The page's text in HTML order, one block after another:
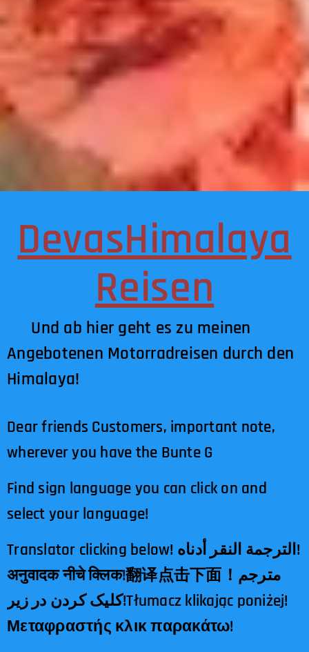
DevasHimalaya
Reisen
Und ab hier geht es zu meinen
Angebotenen Motorradreisen durch den
Himalaya!
Dear friends Customers, important note,
wherever you have the Bunte G
Find sign language you can click on and
select your language!
Translator clicking below! الترجمة النقر أدناه!
अनुवादक नीचे क्लिक!翻译点击下面！مترجم
کلیک کردن در زیر!Tłumacz klikając poniżej!
Μεταφραστής κλικ παρακάτω!